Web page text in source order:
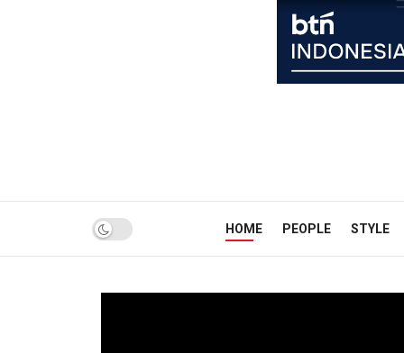
HOME PEOPLE STYLE